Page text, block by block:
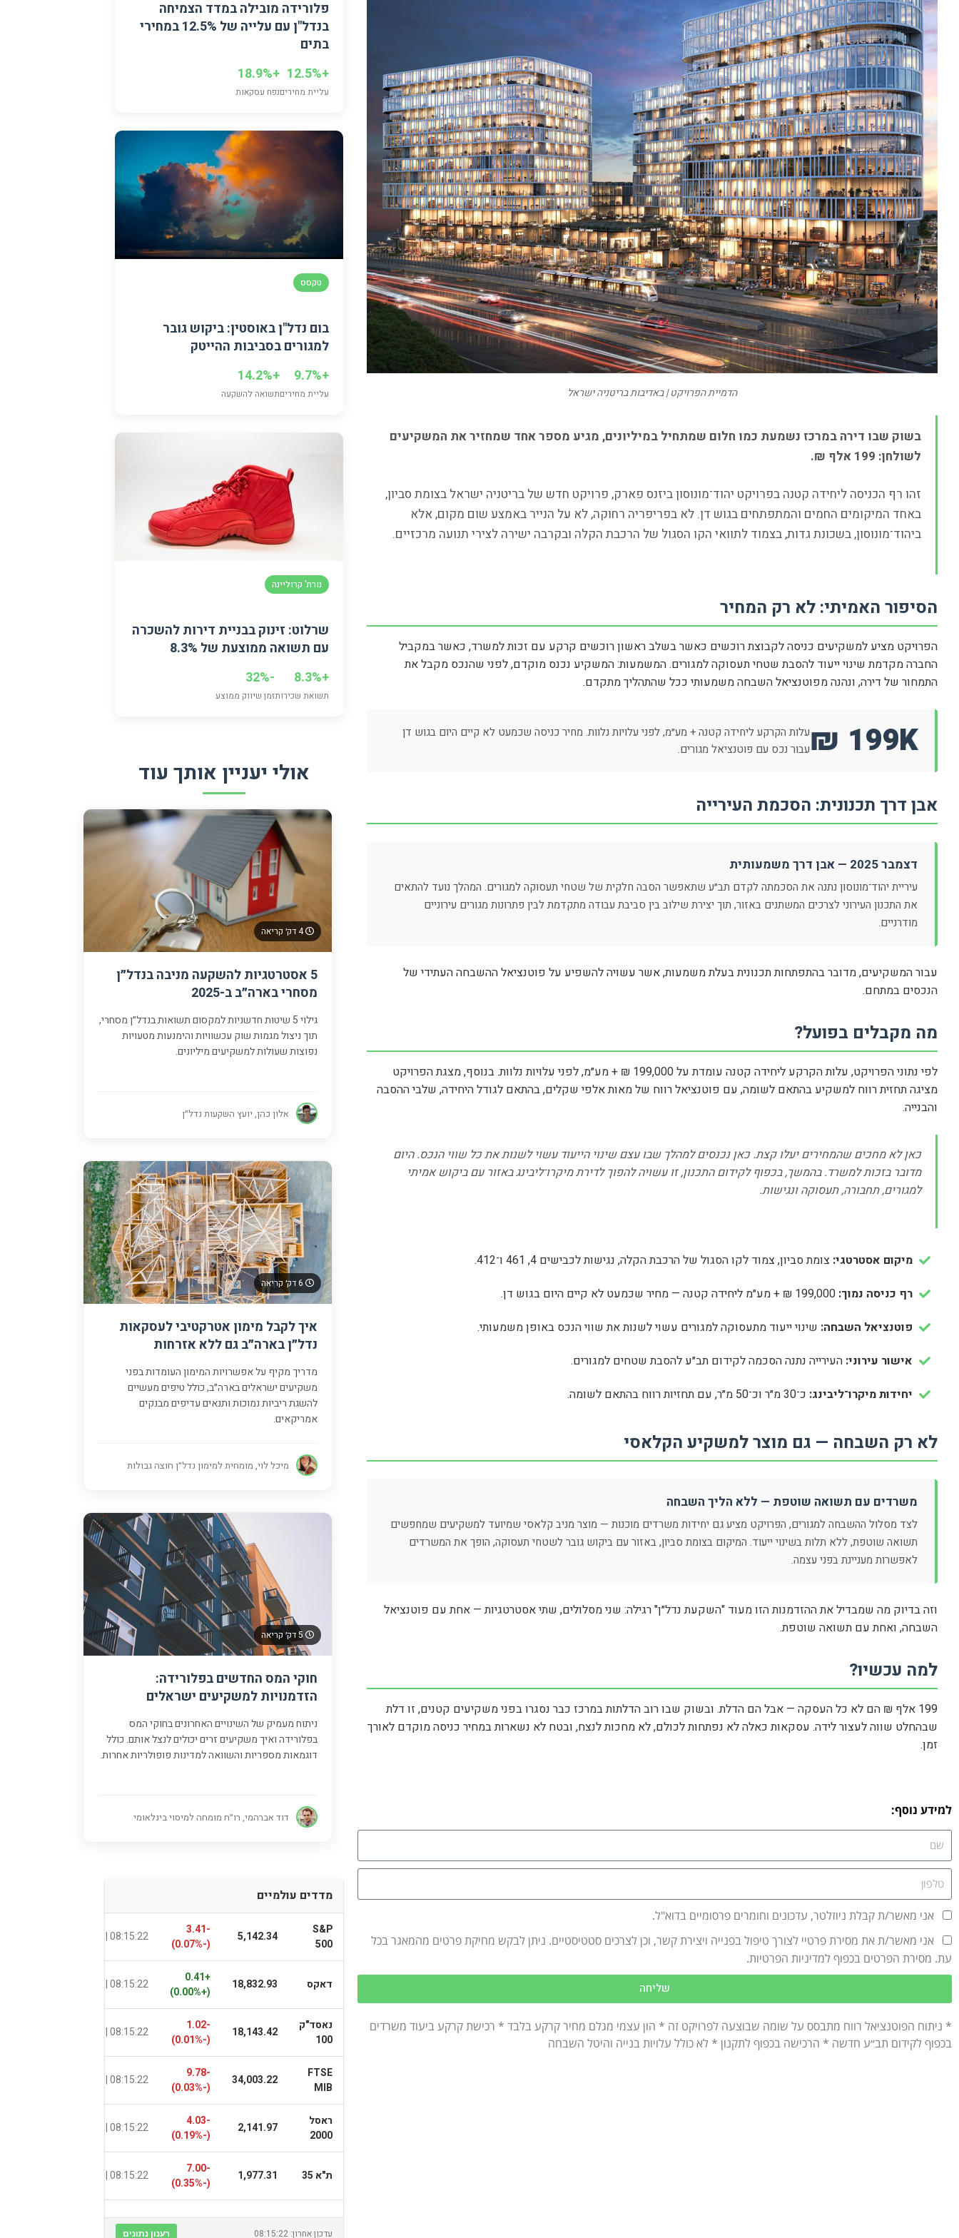
הדמיית הפרויקט | באדיבות בריטניה ישראל
בשוק שבו דירה במרכז נשמעת כמו חלום שמתחיל במיליונים, מגיע מספר אחד שמחזיר את המשקיעים
לשולחן: 199 אלף ₪.
זהו רף הכניסה ליחידה קטנה בפרויקט יהוד־מונוסון ביזנס פארק, פרויקט חדש של בריטניה ישראל בצומת סביון,
באחד המיקומים החמים והמתפתחים בגוש דן. לא בפריפריה רחוקה, לא על הנייר באמצע שום מקום, אלא
ביהוד־מונוסון, בשכונת גדות, בצמוד לתוואי הקו הסגול של הרכבת הקלה ובקרבה ישירה לצירי תנועה מרכזיים.
הסיפור האמיתי: לא רק המחיר
הפרויקט מציע למשקיעים כניסה לקבוצת רוכשים כאשר בשלב ראשון רוכשים קרקע עם זכות למשרד, כאשר במקביל
החברה מקדמת שינוי ייעוד להסבת שטחי תעסוקה למגורים. המשמעות: המשקיע נכנס מוקדם, לפני שהנכס מקבל את
התמחור של דירה, ונהנה מפוטנציאל השבחה משמעותי ככל שהתהליך מתקדם.
199K ₪
עלות הקרקע ליחידה קטנה + מע״מ, לפני עלויות נלוות. מחיר כניסה שכמעט לא קיים היום בגוש דן
עבור נכס עם פוטנציאל מגורים.
אבן דרך תכנונית: הסכמת העירייה
דצמבר 2025 — אבן דרך משמעותית
עיריית יהוד־מונוסון נתנה את הסכמתה לקדם תב״ע שתאפשר הסבה חלקית של שטחי תעסוקה למגורים. המהלך נועד להתאים
את התכנון העירוני לצרכים המשתנים באזור, תוך יצירת שילוב בין סביבת עבודה מתקדמת לבין פתרונות מגורים עירוניים
מודרניים.
עבור המשקיעים, מדובר בהתפתחות תכנונית בעלת משמעות, אשר עשויה להשפיע על פוטנציאל ההשבחה העתידי של
הנכסים במתחם.
מה מקבלים בפועל?
לפי נתוני הפרויקט, עלות הקרקע ליחידה קטנה עומדת על 199,000 ₪ + מע״מ, לפני עלויות נלוות. בנוסף, מצגת הפרויקט
מציגה תחזית רווח למשקיע בהתאם לשומה, עם פוטנציאל רווח של מאות אלפי שקלים, בהתאם לגודל היחידה, שלבי ההסבה
והבנייה.
כאן לא מחכים שהמחירים יעלו קצת. כאן נכנסים למהלך שבו עצם שינוי הייעוד עשוי לשנות את כל שווי הנכס. היום
מדובר בזכות למשרד. בהמשך, בכפוף לקידום התכנון, זו עשויה להפוך לדירת מיקרו־ליבינג באזור עם ביקוש אמיתי
למגורים, תחבורה, תעסוקה ונגישות.
מיקום אסטרטגי: צומת סביון, צמוד לקו הסגול של הרכבת הקלה, נגישות לכבישים 4, 461 ו־412.
רף כניסה נמוך:
פוטנציאל השבחה: שינוי ייעוד מתעסוקה למגורים עשוי לשנות את שווי הנכס באופן משמעותי.
אישור עירוני: העירייה נתנה הסכמה לקידום תב״ע להסבת שטחים למגורים.
יחידות מיקרו־ליבינג: כ־30 מ״ר וכ־50 מ״ר, עם תחזיות רווח בהתאם לשומה.
לא רק השבחה — גם מוצר למשקיע הקלאסי
משרדים עם תשואה שוטפת — ללא הליך השבחה
לצד מסלול ההשבחה למגורים, הפרויקט מציע גם יחידות משרדים מוכנות — מוצר מניב קלאסי שמיועד למשקיעים שמחפשים
תשואה שוטפת, ללא תלות בשינוי ייעוד. המיקום בצומת סביון, באזור עם ביקוש גובר לשטחי תעסוקה, הופך את המשרדים
לאפשרות מעניינת בפני עצמה.
וזה בדיוק מה שמבדיל את ההזדמנות הזו מעוד "השקעת נדל״ן" רגילה: שני מסלולים, שתי אסטרטגיות — אחת עם פוטנציאל
השבחה, ואחת עם תשואה שוטפת.
למה עכשיו?
199 אלף ₪ הם לא כל העסקה — אבל הם הדלת. ובשוק שבו רוב הדלתות במרכז כבר נסגרו בפני משקיעים קטנים, זו דלת
שבהחלט שווה לעצור לידה. עסקאות כאלה לא נפתחות לכולם, לא מחכות לנצח, ובטח לא נשארות במחיר כניסה מוקדם לאורך
זמן.
למידע נוסף:
אני מאשר/ת קבלת ניוזלטר, עדכונים וחומרים פרסומיים בדוא"ל.
אני מאשר/ת את מסירת פרטיי לצורך טיפול בפנייה ויצירת קשר, וכן לצרכים סטטיסטיים. ניתן לבקש מחיקת פרטים מהמאגר בכל
עת. מסירת הפרטים בכפוף למדיניות הפרטיות.
שליחה
* ניתוח הפוטנציאל רווח מתבסס על שומה שבוצעה לפרויקט זה * הון עצמי מגלם מחיר קרקע בלבד * רכישת קרקע ביעוד משרדים
בכפוף לקידום תב״ע חדשה * הרכישה בכפוף לתקנון * לא כולל עלויות בנייה והיטל השבחה
פלורידה מובילה במדד הצמיחה
בנדל"ן עם עלייה של 12.5% במחירי
בתים
+12.5%
עליית מחירים
+18.9%
נפח עסקאות
טקסס
בום נדל"ן באוסטין: ביקוש גובר
למגורים בסביבות ההייטק
+9.7%
עליית מחירים
+14.2%
תשואה להשקעה
נורת' קרוליינה
שרלוט: זינוק בבניית דירות להשכרה
עם תשואה ממוצעת של 8.3%
+8.3%
תשואת שכירות
-32%
זמן שיווק ממוצע
אולי יעניין אותך עוד
4 דק׳ קריאה
5 אסטרטגיות להשקעה מניבה בנדל״ן
מסחרי בארה״ב ב-2025
גילוי 5 שיטות חדשניות למקסום תשואות בנדל״ן מסחרי,
תוך ניצול מגמות שוק עכשוויות והימנעות מטעויות
נפוצות שעולות למשקיעים מיליונים.
אלון כהן, יועץ השקעות נדל״ן
איך לקבל מימון אטרקטיבי לעסקאות
נדל״ן בארה״ב גם ללא אזרחות
מדריך מקיף על אפשרויות המימון העומדות בפני
משקיעים ישראלים בארה״ב, כולל טיפים מעשיים
להשגת ריביות נמוכות ותנאים עדיפים מבנקים
אמריקאים.
מיכל לוי, מומחית למימון נדל״ן חוצה גבולות
חוקי המס החדשים בפלורידה:
הזדמנויות למשקיעים ישראלים
ניתוח מעמיק של השינויים האחרונים בחוקי המס
בפלורידה ואיך משקיעים זרים יכולים לנצל אותם. כולל
דוגמאות מספריות והשוואה למדינות פופולריות אחרות.
דוד אברהמי, רו״ח מומחה למיסוי בינלאומי
מדדים עולמיים
S&P
500
5,142.34
-3.41
(-0.07%)
08:15:22 |
דאקס 18,832.93
+0.41
(+0.00%)
08:15:22 |
נאסד"ק
100
18,143.42
-1.02
(-0.01%)
08:15:22 |
FTSE
MIB
34,003.22
-9.78
(-0.03%)
08:15:22 |
ראסל
2000
2,141.97
-4.03
(-0.19%)
08:15:22 |
ת"א 35 1,977.31
-7.00
(-0.35%)
08:15:22 |
עדכון אחרון: 08:15:22 רענון נתונים